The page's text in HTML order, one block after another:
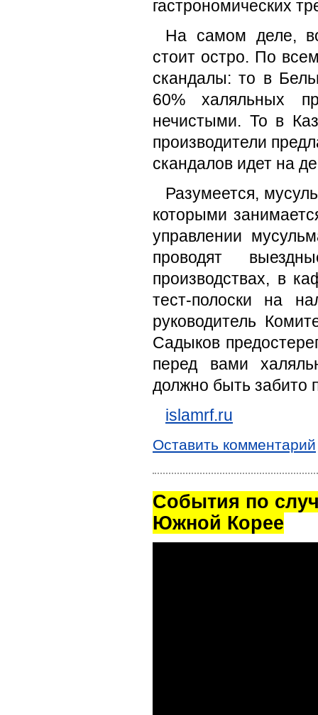
гастрономических
На самом деле,
стоит остро. По
скандалы: то в
60% халяльных
нечистыми. То в
производители
скандалов идет на
Разумеется,
которыми
управлении
проводят
производствах, в
тест-полоски на
руководитель
Садыков
перед вами
должно быть забито
islamrf.ru
Оставить комментарий
Cобытия по
Южной Корее